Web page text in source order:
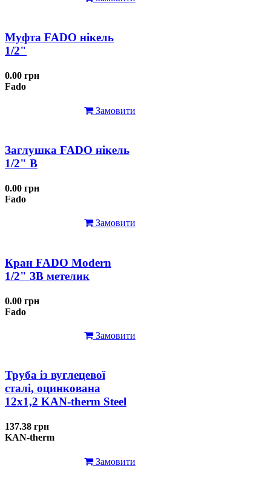
Муфта FADO нікель
1/2"
0.00 грн
Fado
Замовити
Заглушка FADO нікель
1/2" В
0.00 грн
Fado
Замовити
Кран FADO Modern
1/2" ЗВ метелик
0.00 грн
Fado
Замовити
Труба із вуглецевої
сталі, оцинкована
12x1,2 KAN-therm Steel
137.38 грн
KAN-therm
Замовити